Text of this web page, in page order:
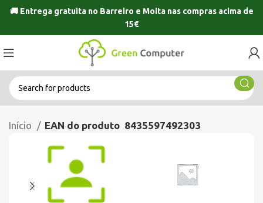
🚚 Entrega gratuita no Barreiro e Moitanas compras acima de
15€
Início EAN do produto 8435597492303